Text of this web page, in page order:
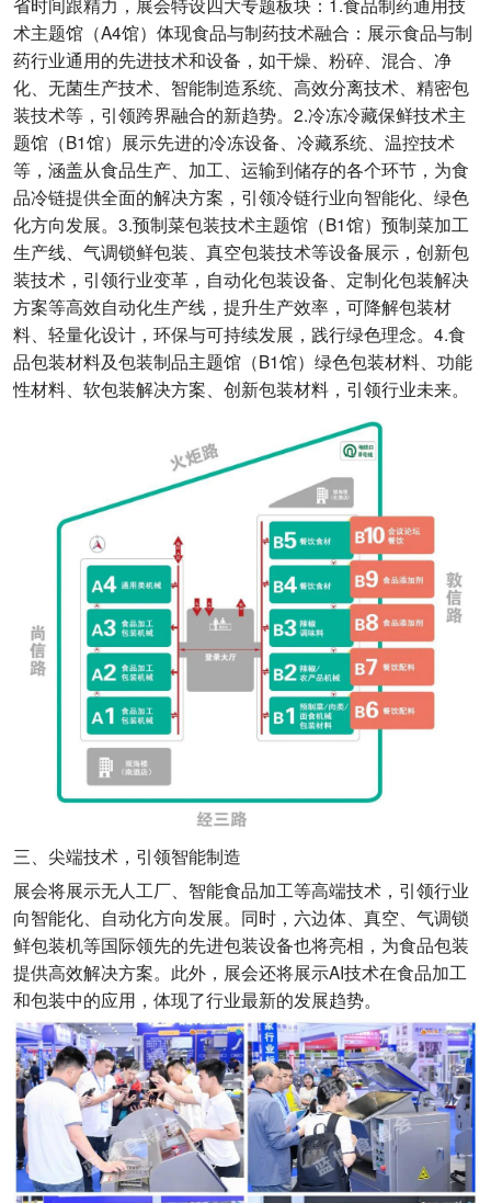
术主题馆（A4馆）体现食品与制药技术融合：展示食品与制
药行业通用的先进技术和设备，如干燥、粉碎、混合、净
化、无菌生产技术、智能制造系统、高效分离技术、精密包
装技术等，引领跨界融合的新趋势。2.冷冻冷藏保鲜技术主
题馆（B1馆）展示先进的冷冻设备、冷藏系统、温控技术
等，涵盖从食品生产、加工、运输到储存的各个环节，为食
品冷链提供全面的解决方案，引领冷链行业向智能化、绿色
化方向发展。3.预制菜包装技术主题馆（B1馆）预制菜加工
生产线、气调锁鲜包装、真空包装技术等设备展示，创新包
装技术，引领行业变革，自动化包装设备、定制化包装解决
方案等高效自动化生产线，提升生产效率，可降解包装材
料、轻量化设计，环保与可持续发展，践行绿色理念。4.食
品包装材料及包装制品主题馆（B1馆）绿色包装材料、功能
性材料、软包装解决方案、创新包装材料，引领行业未来。
三、尖端技术，引领智能制造
展会将展示无人工厂、智能食品加工等高端技术，引领行业
向智能化、自动化方向发展。同时，六边体、真空、气调锁
鲜包装机等国际领先的先进包装设备也将亮相，为食品包装
提供高效解决方案。此外，展会还将展示AI技术在食品加工
和包装中的应用，体现了行业最新的发展趋势。